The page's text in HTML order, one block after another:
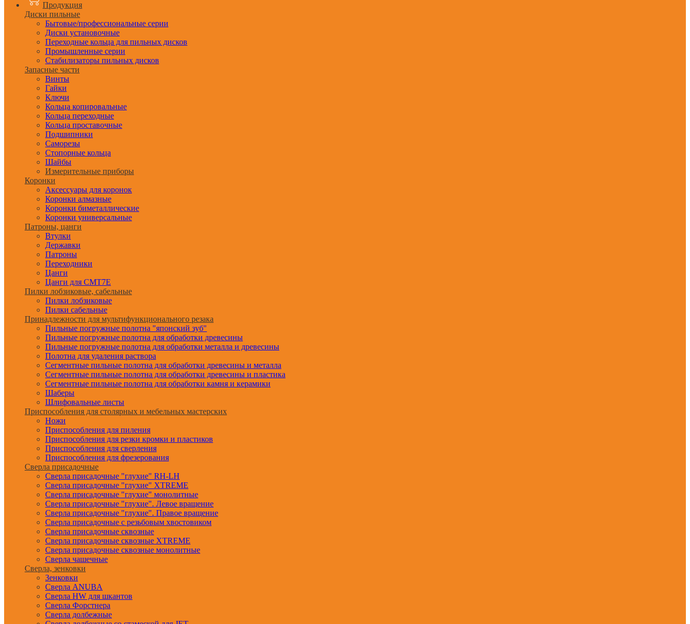
Продукция
Диски пильные
Бытовые/профессиональные серии
Диски установочные
Переходные кольца для пильных дисков
Промышленные серии
Стабилизаторы пильных дисков
Запасные части
Винты
Гайки
Ключи
Кольца копировальные
Кольца переходные
Кольца проставочные
Подшипники
Саморезы
Стопорные кольца
Шайбы
Измерительные приборы
Коронки
Аксессуары для коронок
Коронки алмазные
Коронки биметаллические
Коронки универсальные
Патроны, цанги
Втулки
Державки
Патроны
Переходники
Цанги
Цанги для CMT7E
Пилки лобзиковые, сабельные
Пилки лобзиковые
Пилки сабельные
Принадлежности для мультифункционального резака
Пильные погружные полотна "японский зуб"
Пильные погружные полотна для обработки древесины
Пильные погружные полотна для обработки металла и древесины
Полотна для удаления раствора
Сегментные пильные полотна для обработки древесины и металла
Сегментные пильные полотна для обработки древесины и пластика
Сегментные пильные полотна для обработки камня и керамики
Шаберы
Шлифовальные листы
Приспособления для столярных и мебельных мастерских
Ножи
Приспособления для пиления
Приспособления для резки кромки и пластиков
Приспособления для сверления
Приспособления для фрезерования
Сверла присадочные
Сверла присадочные "глухие" RH-LH
Сверла присадочные "глухие" XTREME
Сверла присадочные "глухие" монолитные
Сверла присадочные "глухие". Левое вращение
Сверла присадочные "глухие". Правое вращение
Сверла присадочные с резьбовым хвостовиком
Сверла присадочные сквозные
Сверла присадочные сквозные XTREME
Сверла присадочные сквозные монолитные
Сверла чашечные
Сверла, зенковки
Зенковки
Сверла ANUBA
Сверла HW для шкантов
Сверла Форстнера
Сверла долбежные